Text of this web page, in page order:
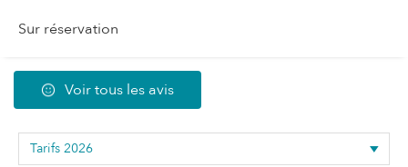
Sur réservation
Voir tous les avis